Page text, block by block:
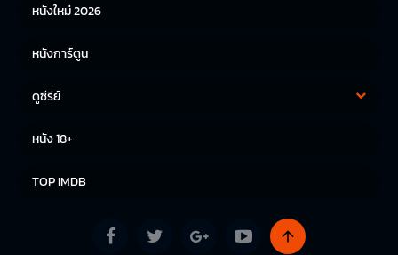
หนังใหม่ 2026
หนังการ์ตูน
ดูซีรีย์
หนัง 18+
TOP IMDB